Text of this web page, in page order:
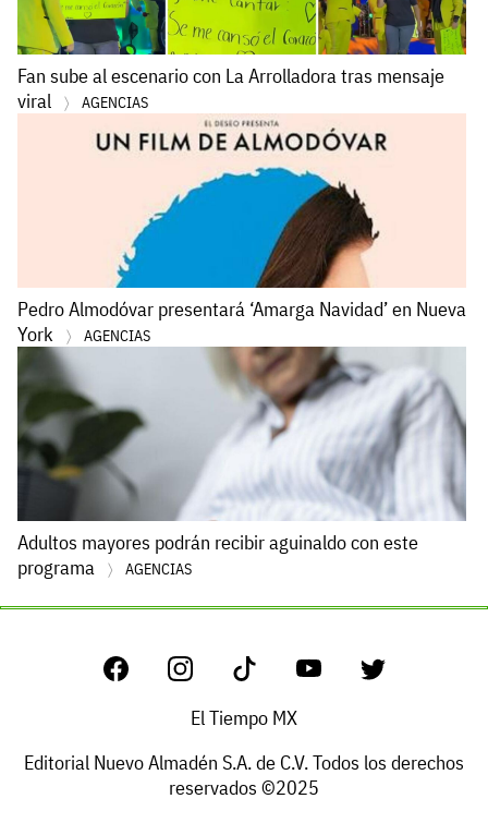
Fan sube al escenario con La Arrolladora tras mensaje
viral
AGENCIAS
Pedro Almodóvar presentará ‘Amarga Navidad’ en Nueva
York
AGENCIAS
Adultos mayores podrán recibir aguinaldo con este
programa
AGENCIAS
El Tiempo MX
Editorial Nuevo Almadén S.A. de C.V. Todos los derechos
reservados ©2025